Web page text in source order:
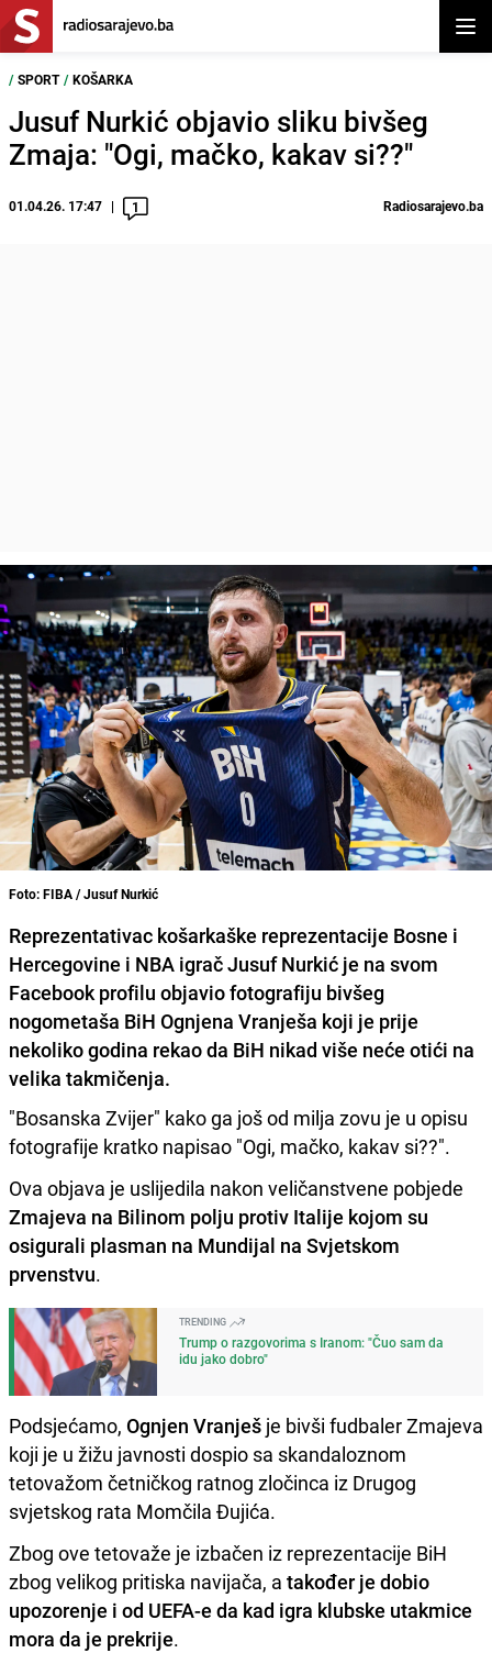
/ SPORT / KOŠARKA
Jusuf Nurkić objavio sliku bivšeg
Zmaja: "Ogi, mačko, kakav si??"
01.04.26. 17:47 1 Radiosarajevo.ba
Foto: FIBA / Jusuf Nurkić
Reprezentativac košarkaške reprezentacije Bosne i
Hercegovine i NBA igrač Jusuf Nurkić je na svom
Facebook profilu objavio fotografiju bivšeg
nogometaša BiH Ognjena Vranješa koji je prije
nekoliko godina rekao da BiH nikad više neće otići na
velika takmičenja.
"Bosanska Zvijer" kako ga još od milja zovu je u opisu
fotografije kratko napisao "Ogi, mačko, kakav si??".
Ova objava je uslijedila nakon veličanstvene pobjede
Zmajeva na Bilinom polju protiv Italije kojom su
osigurali plasman na Mundijal na Svjetskom
prvenstvu.
TRENDING
Trump o razgovorima s Iranom: "Čuo sam da
idu jako dobro"
Podsjećamo, Ognjen Vranješ je bivši fudbaler Zmajeva
koji je u žižu javnosti dospio sa skandaloznom
tetovažom četničkog ratnog zločinca iz Drugog
svjetskog rata Momčila Đujića.
Zbog ove tetovaže je izbačen iz reprezentacije BiH
zbog velikog pritiska navijača, a također je dobio
upozorenje i od UEFA-e da kad igra klubske utakmice
mora da je prekrije.